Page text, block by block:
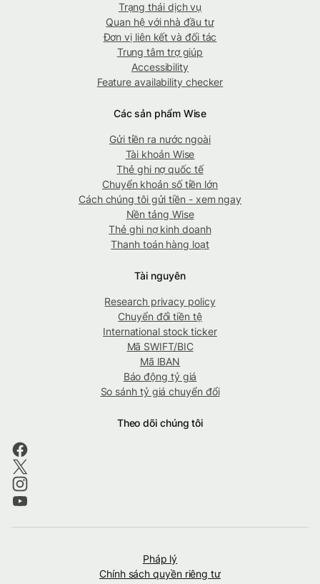
Trạng thái dịch vụ
Quan hệ với nhà đầu tư
Đơn vị liên kết và đối tác
Trung tâm trợ giúp
Accessibility
Feature availability checker
Các sản phẩm Wise
Gửi tiền ra nước ngoài
Tài khoản Wise
Thẻ ghi nợ quốc tế
Chuyển khoản số tiền lớn
Cách chúng tôi gửi tiền - xem ngay
Nền tảng Wise
Thẻ ghi nợ kinh doanh
Thanh toán hàng loạt
Tài nguyên
Research privacy policy
Chuyển đổi tiền tệ
International stock ticker
Mã SWIFT/BIC
Mã IBAN
Báo động tỷ giá
So sánh tỷ giá chuyển đổi
Theo dõi chúng tôi
Pháp lý
Chính sách quyền riêng tư